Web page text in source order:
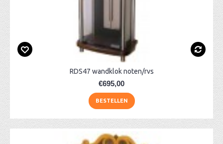
RDS47 wandklok noten/rvs
€695,00
BESTELLEN